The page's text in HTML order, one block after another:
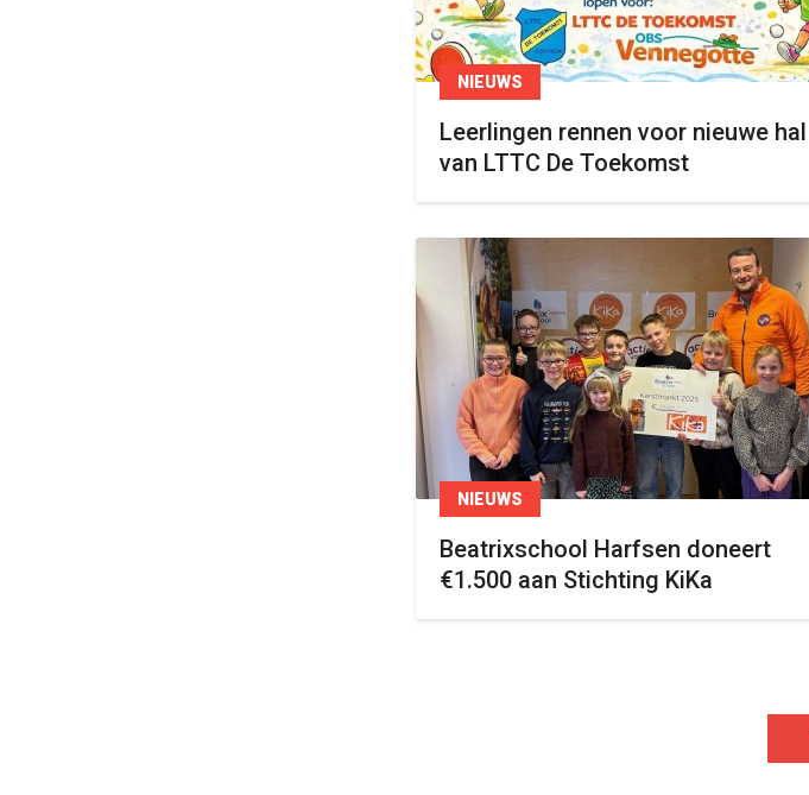
NIEUWS
Leerlingen rennen voor nieuwe hal
van LTTC De Toekomst
NIEUWS
Beatrixschool Harfsen doneert
€1.500 aan Stichting KiKa